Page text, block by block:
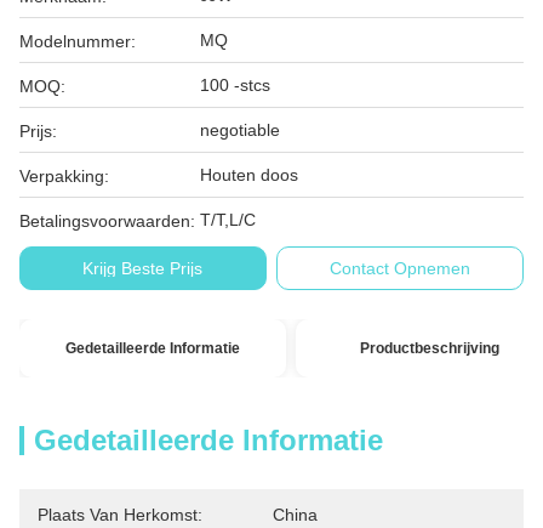
Modelnummer: MQ
MOQ: 100 -stcs
Prijs: negotiable
Verpakking: Houten doos
Betalingsvoorwaarden: T/T,L/C
Krijg Beste Prijs Contact Opnemen
Gedetailleerde Informatie Productbeschrijving
Gedetailleerde Informatie
Plaats Van Herkomst: China